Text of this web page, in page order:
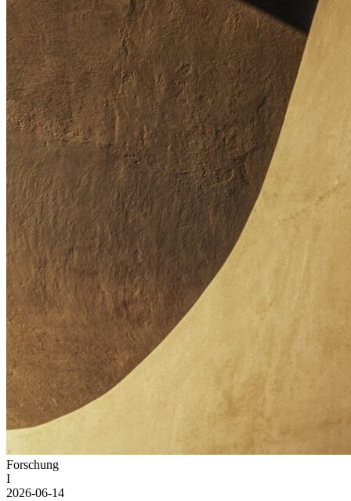
Forschung
I
2026-06-14